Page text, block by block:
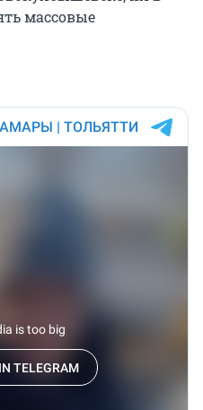
массовые